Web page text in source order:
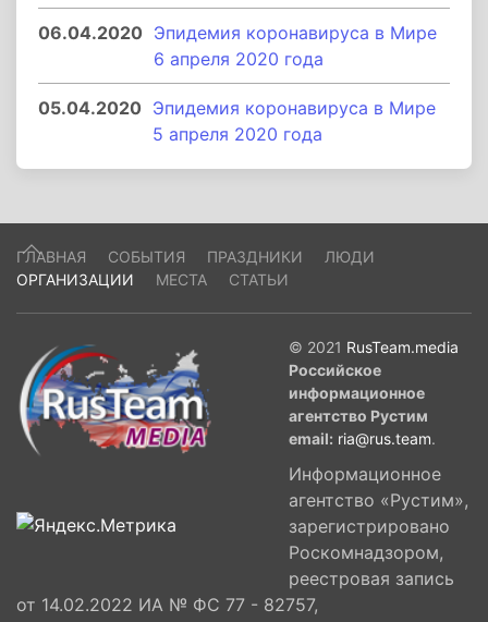
06.04.2020 Эпидемия коронавируса в Мире
6 апреля 2020 года
05.04.2020 Эпидемия коронавируса в Мире
5 апреля 2020 года
ГЛАВНАЯ СОБЫТИЯ ПРАЗДНИКИ
ЛЮДИ
ОРГАНИЗАЦИИ
МЕСТА СТАТЬИ
© 2021 RusTeam.media
Российское
информационное
агентство Рустим
email: ria@rus.team.
Информационное
агентство «Рустим»,
зарегистрировано
Роскомнадзором,
реестровая запись
от 14.02.2022 ИА № ФС 77 - 82757,